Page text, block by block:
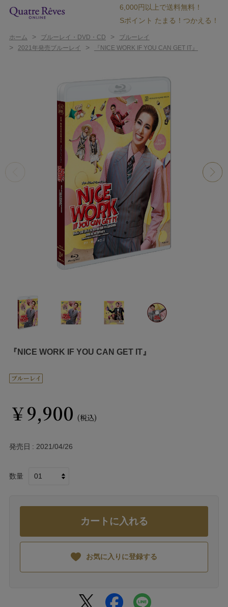
6,000円以上で送料無料！
Sポイント たまる！つかえる！
ホーム > ブルーレイ・DVD・CD > ブルーレイ
> 2021年発売ブルーレイ > 『NICE WORK IF YOU CAN GET IT』
『NICE WORK IF YOU CAN GET IT』
￥9,900 (税込)
発売日 2021/04/26
数量
カートに入れる
お気に入りに登録する